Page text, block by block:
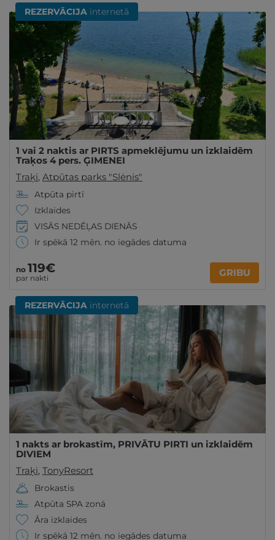
REZERVĀCIJA internetā
1 vai 2 naktis ar PIRTS apmeklējumu un izklaidēm
Traķos 4 pers. ĢIMENEI
Traķi, Atpūtas parks "Slėnis"
Atpūta pirtī
Izklaides
VISĀS NEDĒĻAS DIENĀS
Ir spēkā 12 mēn. no iegādes datuma
no 119€
par nakti GRIBU
REZERVĀCIJA internetā
1 nakts ar brokastīm, PRIVĀTU PIRTI un izklaidēm
DIVIEM
Traķi, TonyResort
Brokastis
Atpūta SPA zonā
Āra izklaides
Ir spēkā 12 mēn. no iegādes datuma